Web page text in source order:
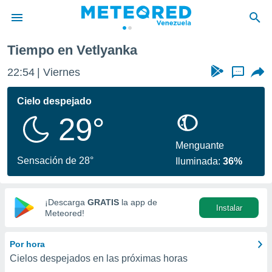
de
ha
calidad.
a este
las
y
digital
basada
Tiempo en Vetlyanka
22:54 Viernes ...
Cielo despejado
29°
Sensación de 28°
Menguante
Iluminada:36%
¡Descarga GRATIS la app de
Meteored!
Instalar
Por hora
Cielos despejados en las próximas horas